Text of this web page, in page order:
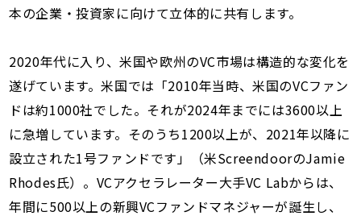
本の企業・投資家に向けて立体的に共有します。
2020年代に入り、米国や欧州のVC市場は構造的な変化を
遂げています。米国では「2010年当時、米国のVCファン
ドは約1000社でした。それが2024年までには3600以上
に急増しています。そのうち1200以上が、2021年以降に
設立された1号ファンドです」（米ScreendoorのJamie
Rhodes氏）。VCアクセラレーター大手VC Labからは、
年間に500以上の新興VCファンドマネジャーが誕生し、